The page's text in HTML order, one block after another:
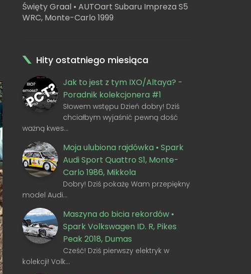
Święty Graal • AUTOart Subaru Impreza S5
WRC, Monte-Carlo 1999
Hity ostatniego miesiąca
Jak to jest z tym IXO/Altaya? -
Poradnik kolekcjonera #1
Słowem wstępu Dzień dobry! Dziś
chciałbym wyjaśnić pewną dość
ważną kwes…
Moja ulubiona rajdówka • Spark
Audi Sport Quattro S1, Monte-
Carlo 1986, Mikkola
Dobry! Dziś pokażę Wam przepiękny
model Audi…
Maszyna do bicia rekordów •
Spark Volkswagen ID. R, Pikes
Peak 2018, Dumas
Cześć! Dziś pierwszy elektryk w
kolekcji! Volk…